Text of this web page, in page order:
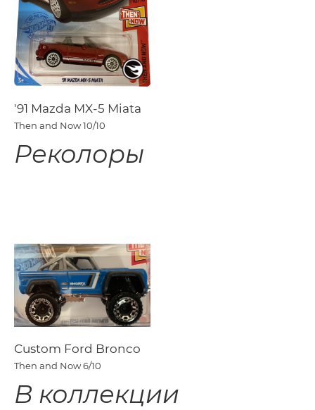
'91 Mazda MX-5 Miata
Then and Now10/10
Реколоры
Custom Ford Bronco
Then and Now6/10
В коллекции